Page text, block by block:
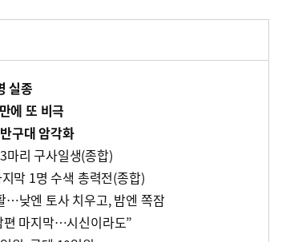
실종
에 또 비극
구대 암각화
마리 구사일생(종합)
막 1명 수색 총력전(종합)
…낮엔 토사 치우고, 밤엔 쪽잠
편 마지막…시신이라도”